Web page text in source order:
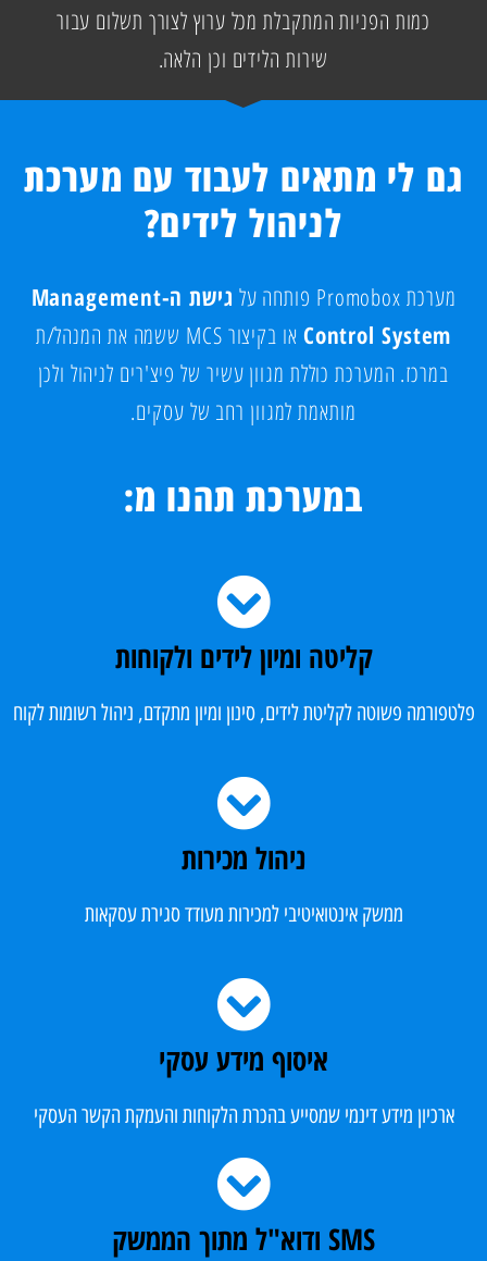
כמות הפניות המתקבלת מכל ערוץ לצורך תשלום עבור
שירות הלידים וכן הלאה.
גם לי מתאים לעבוד עם מערכת
לניהול לידים?
מערכת Promobox פותחה על גישת ה-Management
Control System או בקיצור MCS
ששמה את המנהל/ת
במרכז. המערכת כוללת מגוון עשיר של פיצ'רים לניהול ולכן
מותאמת למגוון רחב של עסקים.
במערכת תהנו מ:
קליטה ומיון לידים ולקוחות​
פלטפורמה פשוטה לקליטת לידים, סינון ומיון מתקדם, ניהול רשומות לקוח​
ניהול מכירות​
ממשק אינטואיטיבי למכירות מעודד סגירת עסקאות​
איסוף מידע עסקי​
ארכיון מידע דינמי שמסייע בהכרת הלקוחות והעמקת הקשר העסקי​
SMS ודוא"ל מתוך הממשק​